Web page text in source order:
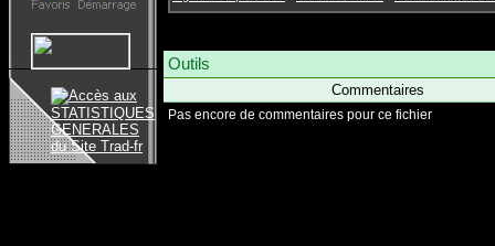
Outils
Commentaires
Pas encore de commentaires pour ce fichier